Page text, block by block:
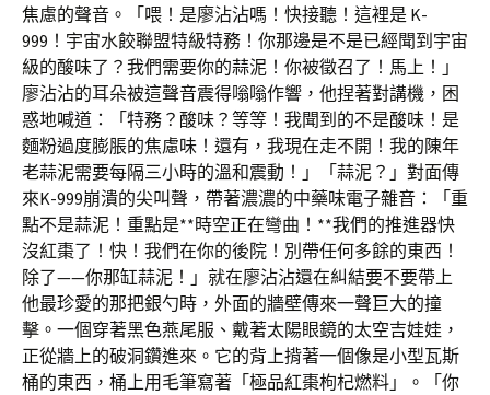
焦慮的聲音。「喂！是廖沾沾嗎！快接聽！這裡是 K-
999！宇宙水餃聯盟特級特務！你那邊是不是已經聞到宇宙
級的酸味了？我們需要你的蒜泥！你被徵召了！馬上！」
廖沾沾的耳朵被這聲音震得嗡嗡作響，他捏著對講機，困
惑地喊道：「特務？酸味？等等！我聞到的不是酸味！是
麵粉過度膨脹的焦慮味！還有，我現在走不開！我的陳年
老蒜泥需要每隔三小時的溫和震動！」「蒜泥？」對面傳
來K-999崩潰的尖叫聲，帶著濃濃的中藥味電子雜音：「重
點不是蒜泥！重點是**時空正在彎曲！**我們的推進器快
沒紅棗了！快！我們在你的後院！別帶任何多餘的東西！
除了——你那缸蒜泥！」就在廖沾沾還在糾結要不要帶上
他最珍愛的那把銀勺時，外面的牆壁傳來一聲巨大的撞
擊。一個穿著黑色燕尾服、戴著太陽眼鏡的太空吉娃娃，
正從牆上的破洞鑽進來。它的背上揹著一個像是小型瓦斯
桶的東西，桶上用毛筆寫著「極品紅棗枸杞燃料」。「你